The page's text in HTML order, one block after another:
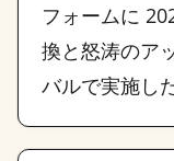
フォームに
換と怒涛のア
バルで実施し